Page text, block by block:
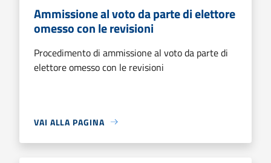
Ammissione al voto da parte di elettore
omesso con le revisioni
Procedimento di ammissione al voto da parte di
elettore omesso con le revisioni
VAI ALLA PAGINA